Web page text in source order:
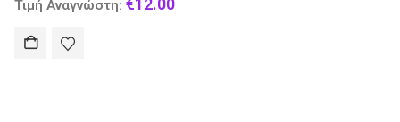
Τιμή Αναγνώστη: €12.00